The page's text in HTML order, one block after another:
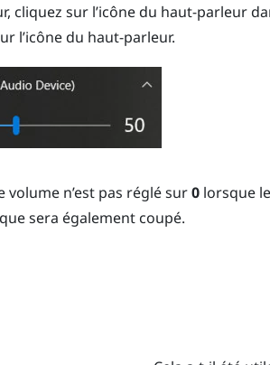
cliquez sur l’icône du haut-parleur
l’icône du haut-parleur.
volume n’est pas réglé sur0lorsque
sera également coupé.